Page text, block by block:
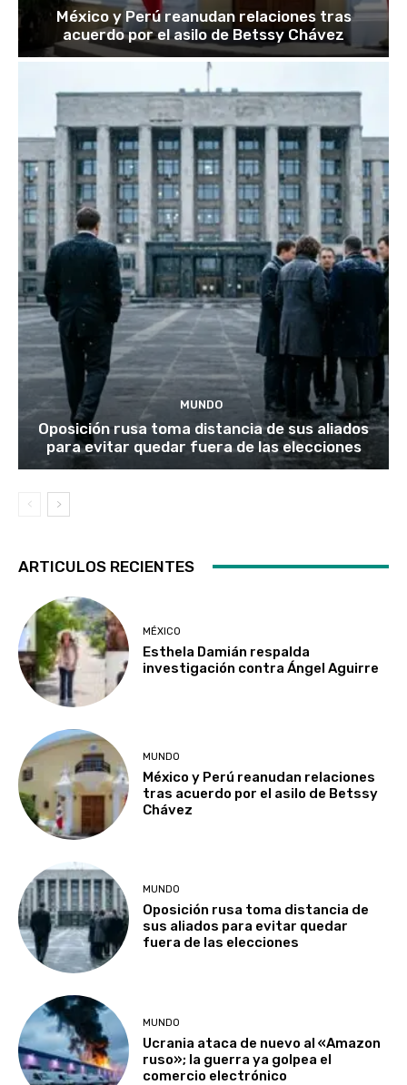
México y Perú reanudan relaciones tras
acuerdo por el asilo de Betssy Chávez
MUNDO
Oposición rusa toma distancia de sus aliados
para evitar quedar fuera de las elecciones
ARTICULOS RECIENTES
MÉXICO
Esthela Damián respalda
investigación contra Ángel Aguirre
MUNDO
México y Perú reanudan relaciones
tras acuerdo por el asilo de Betssy
Chávez
MUNDO
Oposición rusa toma distancia de
sus aliados para evitar quedar
fuera de las elecciones
MUNDO
Ucrania ataca de nuevo al «Amazon
ruso»; la guerra ya golpea el
comercio electrónico